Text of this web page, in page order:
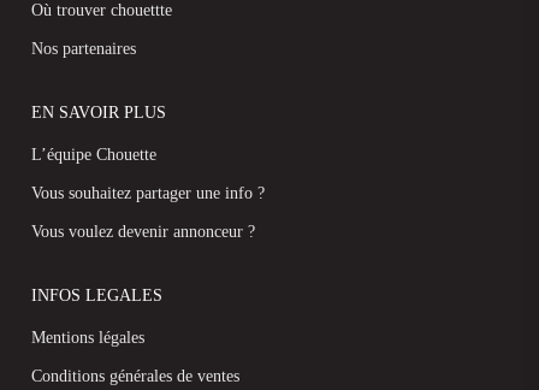
Où trouver chouettte
Nos partenaires
EN SAVOIR PLUS
L’équipe Chouette
Vous souhaitez partager une info ?
Vous voulez devenir annonceur ?
INFOS LEGALES
Mentions légales
Conditions générales de ventes